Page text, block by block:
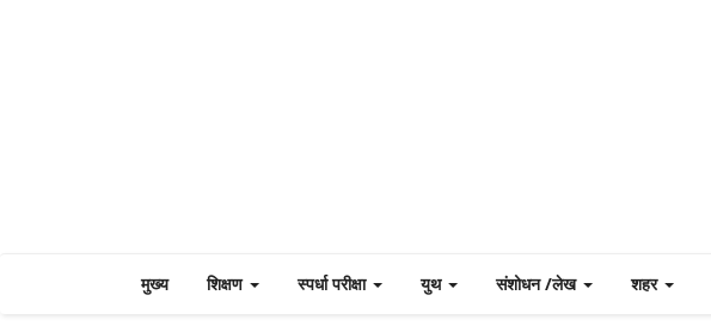
मुख्य शिक्षण स्पर्धा परीक्षा युथ संशोधन /लेख शहर